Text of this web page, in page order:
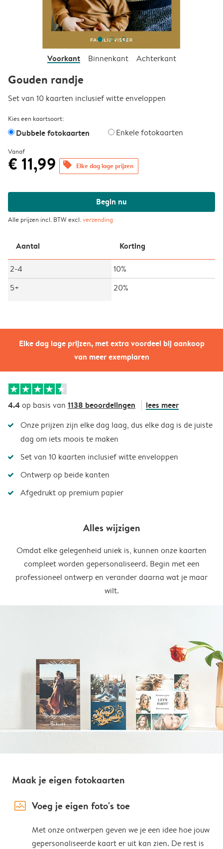
Elke dag lage prijzen, met extra voordeel bij aankoop
van meer exemplaren
Voorkant Binnenkant Achterkant
Gouden randje
Set van 10 kaarten inclusief witte enveloppen
Kies een kaartsoort:
Dubbele fotokaarten Enkele fotokaarten
Vanaf
€ 11,99 offers Elke dag lage prijzen
Begin nu
Alle prijzen incl. BTW excl.verzending
Aantal Korting
2-4
10%
5+
20%
4.4op basis van 1138 beoordelingen lees meer
Onze prijzen zijn elke dag laag, dus elke dag is de juiste
dag om iets moois te maken
Set van 10 kaarten inclusief witte enveloppen
Ontwerp op beide kanten
Afgedrukt op premium papier
Alles wijzigen
Omdat elke gelegenheid uniek is, kunnen onze kaarten
compleet worden gepersonaliseerd. Begin met een
professioneel ontwerp en verander daarna wat je maar
wilt.
Maak je eigen fotokaarten
image_placeholder Voeg je eigen foto's toe
Met onze ontwerpen geven we je een idee hoe jouw
gepersonaliseerde kaart er uit kan zien. De rest is